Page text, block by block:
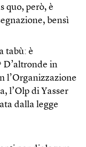
quo, però, è
bensì
tabù: è
D’altronde in
l’Organizzazione
l’Olp di Yasser
dalla legge